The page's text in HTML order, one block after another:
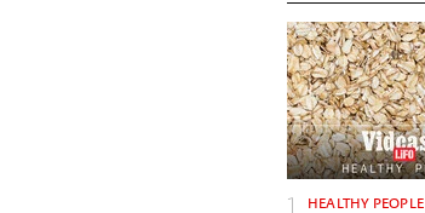
HEALTHY PEOPLE